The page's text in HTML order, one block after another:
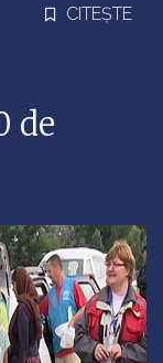
CITEȘTE
de